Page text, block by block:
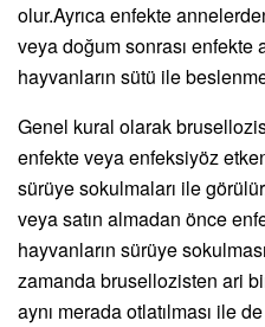
olur.Ayrıca enfekte
veya doğum sonrası enfekte
hayvanların sütü ile
Genel kural olarak
enfekte veya enfeksiyöz
sürüye sokulmaları ile
veya satın almadan önce
hayvanların sürüye
zamanda brusellozisten ari
aynı merada otlatılması ile